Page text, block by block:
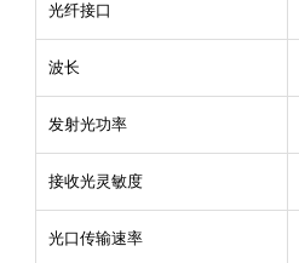
光纤接口
波长
发射光功率
接收光灵敏度
光口传输速率